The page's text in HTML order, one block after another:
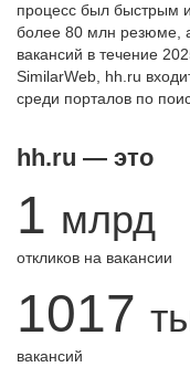
процесс был быстрым
более 80 млн резюме,
вакансий в течение
SimilarWeb, hh.ru
среди порталов по
hh.ru — это
1 млрд
откликов на вакансии
1017
вакансий